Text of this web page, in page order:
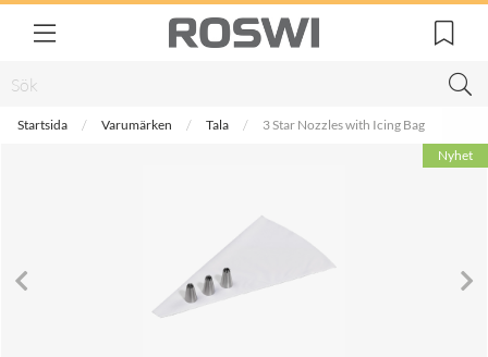
Startsida Varumärken Tala
3 Star Nozzles with Icing Bag
Nyhet